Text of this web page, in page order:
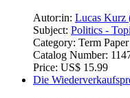
Autor:in: Lucas Kurz
Subject: Politics -
Category: Term
Catalog Number:
Price: US$ 15.99
Die